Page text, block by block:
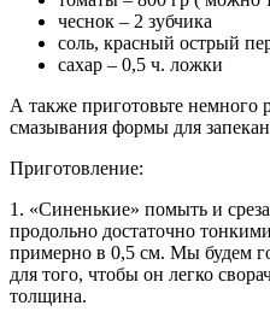
чеснок – 2 зубчика
соль, красный острый
сахар – 0,5 ч. ложки
А также приготовьте немного
смазывания формы для
Приготовление:
1. «Синенькие» помыть и
продольно достаточно
примерно в 0,5 см. Мы будем
для того, чтобы он легко
толщина.